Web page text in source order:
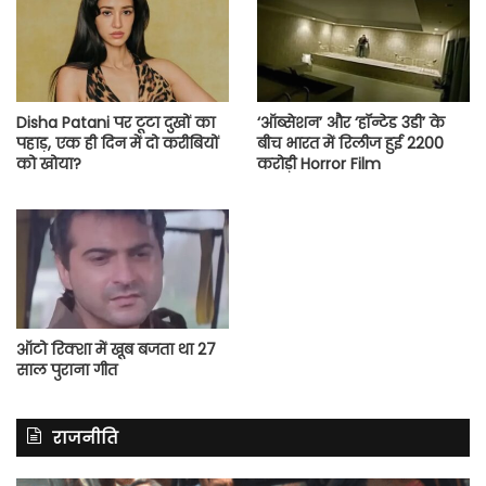
Disha Patani पर टूटा दुखों का
पहाड़, एक ही दिन में दो करीबियों
को खोया?
‘ऑब्सेशन’ और ‘हॉन्टेड 3डी’ के
बीच भारत में रिलीज हुई 2200
करोड़ी Horror Film
ऑटो रिक्शा में खूब बजता था 27
साल पुराना गीत
राजनीति